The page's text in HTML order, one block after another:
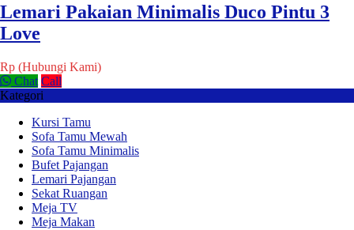
Lemari Pakaian Minimalis Duco Pintu 3
Love
Rp (Hubungi Kami)
Chat Call
Kategori
Kursi Tamu
Sofa Tamu Mewah
Sofa Tamu Minimalis
Bufet Pajangan
Lemari Pajangan
Sekat Ruangan
Meja TV
Meja Makan